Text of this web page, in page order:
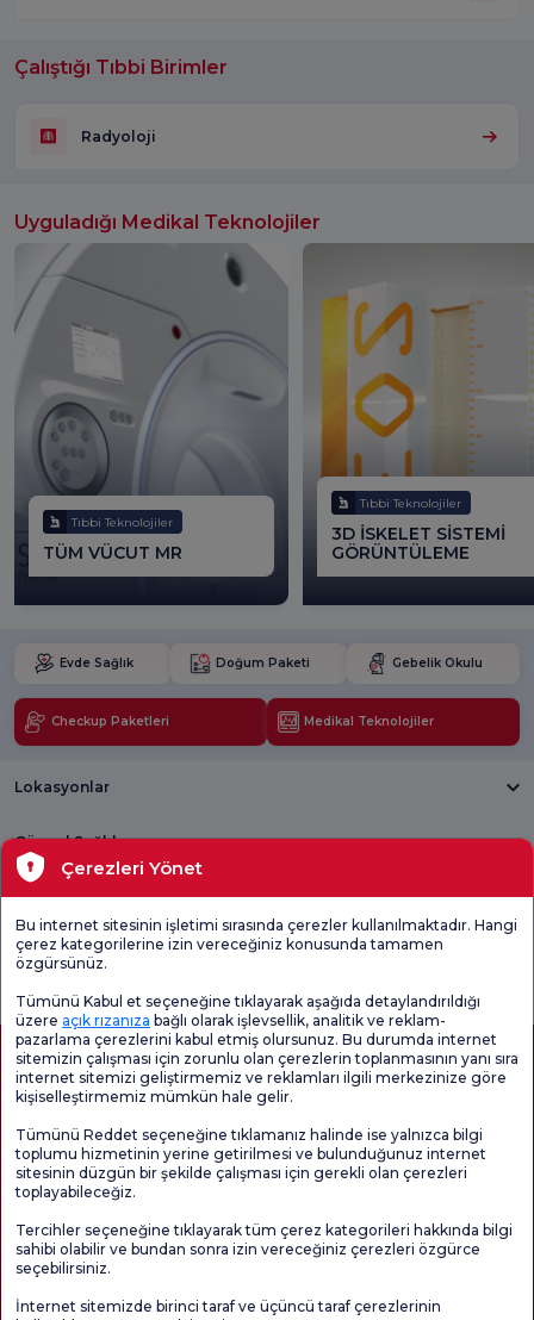
Çalıştığı Tıbbi Birimler
Radyoloji
Uyguladığı Medikal Teknolojiler
Tıbbi Teknolojiler
TÜM VÜCUT MR
Tıbbi Teknolojiler
3D İSKELET SİSTEMİ
GÖRÜNTÜLEME
Evde Sağlık Doğum Paketi Gebelik Okulu
Checkup Paketleri Medikal Teknolojiler
Lokasyonlar
Güncel Sağlık
Tıbbi Birimler
Genel
Sayfa içeriği sadece bilgilendirme amaçlıdır. Tanı ve tedavi için mutlaka
doktorunuza başvurunuz.
@2026 Grup Florence Nightingale Hastaneleri
Çerezleri Yönet
Bu internet sitesinin işletimi sırasında çerezler kullanılmaktadır. Hangi
çerez kategorilerine izin vereceğiniz konusunda tamamen
özgürsünüz.
Tümünü Kabul et seçeneğine tıklayarak aşağıda detaylandırıldığı
üzere açık rızanıza bağlı olarak işlevsellik, analitik ve reklam-
pazarlama çerezlerini kabul etmiş olursunuz. Bu durumda internet
sitemizin çalışması için zorunlu olan çerezlerin toplanmasının yanı sıra
internet sitemizi geliştirmemiz ve reklamları ilgili merkezinize göre
kişiselleştirmemiz mümkün hale gelir.
Tümünü Reddet seçeneğine tıklamanız halinde ise yalnızca bilgi
toplumu hizmetinin yerine getirilmesi ve bulunduğunuz internet
sitesinin düzgün bir şekilde çalışması için gerekli olan çerezleri
toplayabileceğiz.
Tercihler seçeneğine tıklayarak tüm çerez kategorileri hakkında bilgi
sahibi olabilir ve bundan sonra izin vereceğiniz çerezleri özgürce
seçebilirsiniz.
İnternet sitemizde birinci taraf ve üçüncü taraf çerezlerinin